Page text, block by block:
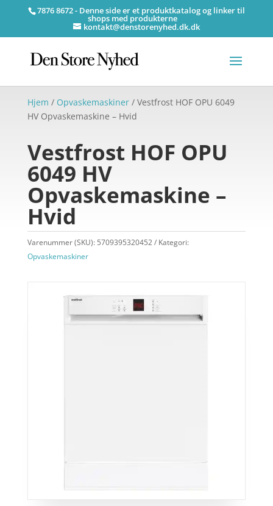
7876 8672 - Denne side er et produktkatalog og linker til
shops med produkterne
kontakt@denstorenyhed.dk.dk
Hjem / Opvaskemaskiner/ Vestfrost HOF OPU 6049
HV Opvaskemaskine – Hvid
Vestfrost HOF OPU
6049 HV
Opvaskemaskine –
Hvid
Varenummer (SKU): 5709395320452
Kategori:
Opvaskemaskiner